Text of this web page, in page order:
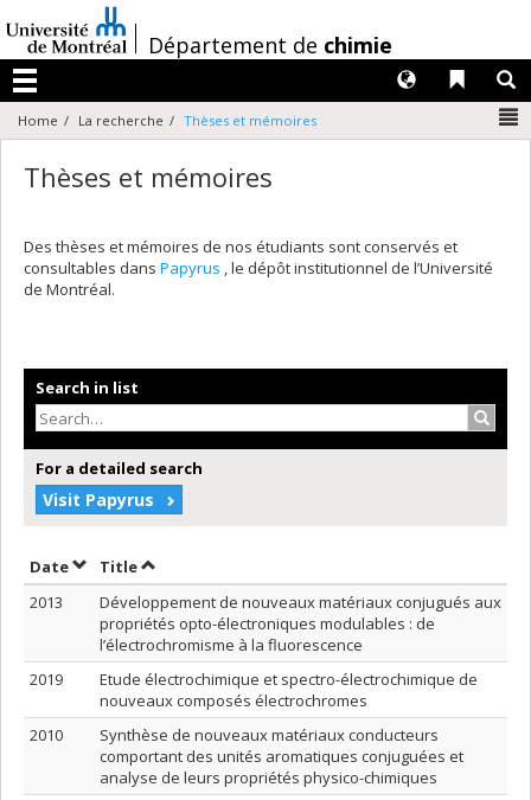
au
contenu
/Département de chimie
Menu
Liens
Langues
Home La recherche Thèses et mémoires
Thèses et mémoires
Des thèses et mémoires de nos étudiants sont conservés et
consultables dans Papyrus , le dépôt institutionnel de l’Université
de Montréal.
Search in list
For a detailed search
Visit Papyrus
DateSort by date in descending order
TitleSort by title in descending order
2013
Développement de nouveaux matériaux conjugués aux
propriétés opto-électroniques modulables : de
l’électrochromisme à la fluorescence
2019
Etude électrochimique et spectro-électrochimique de
nouveaux composés électrochromes
2010
Synthèse de nouveaux matériaux conducteurs
comportant des unités aromatiques conjuguées et
analyse de leurs propriétés physico-chimiques